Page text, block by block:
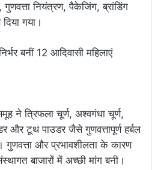
गुणवत्ता नियंत्रण, पैकेजिंग, ब्रांडिंग
गया।
ने त्रिफला चूर्ण, अश्वगंधा चूर्ण,
और टूथ पाउडर जैसे गुणवत्तापूर्ण हर्बल
गुणवत्ता और प्रभावशीलता के कारण
बाजारों में अच्छी मांग बनी।